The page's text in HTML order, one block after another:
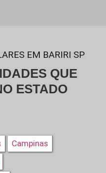
EM BARIRI SP
QUE
ESTADO
Campinas